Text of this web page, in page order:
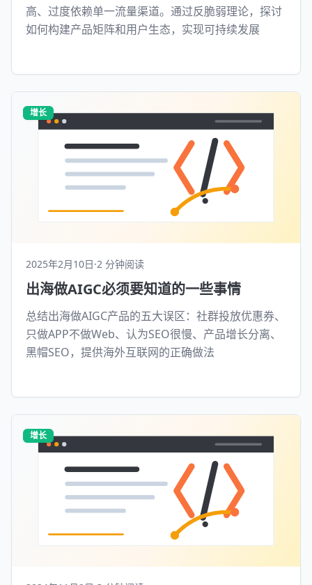
高、过度依赖单一流量渠道。通过反脆弱理论，探讨
如何构建产品矩阵和用户生态，实现可持续发展
增长
2025年2月10日·2 分钟阅读
出海做AIGC必须要知道的一些事情
总结出海做AIGC产品的五大误区：社群投放优惠券、
只做APP不做Web、认为SEO很慢、产品增长分离、
黑帽SEO，提供海外互联网的正确做法
增长